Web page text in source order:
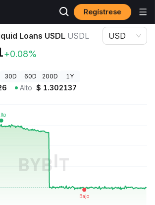
Regístrese
Precio de Liquid Loans USDL USDL
Loans USDL USDL
+0.08%
USD
30D 60D 200D 1Y
Alto $ 1.302137